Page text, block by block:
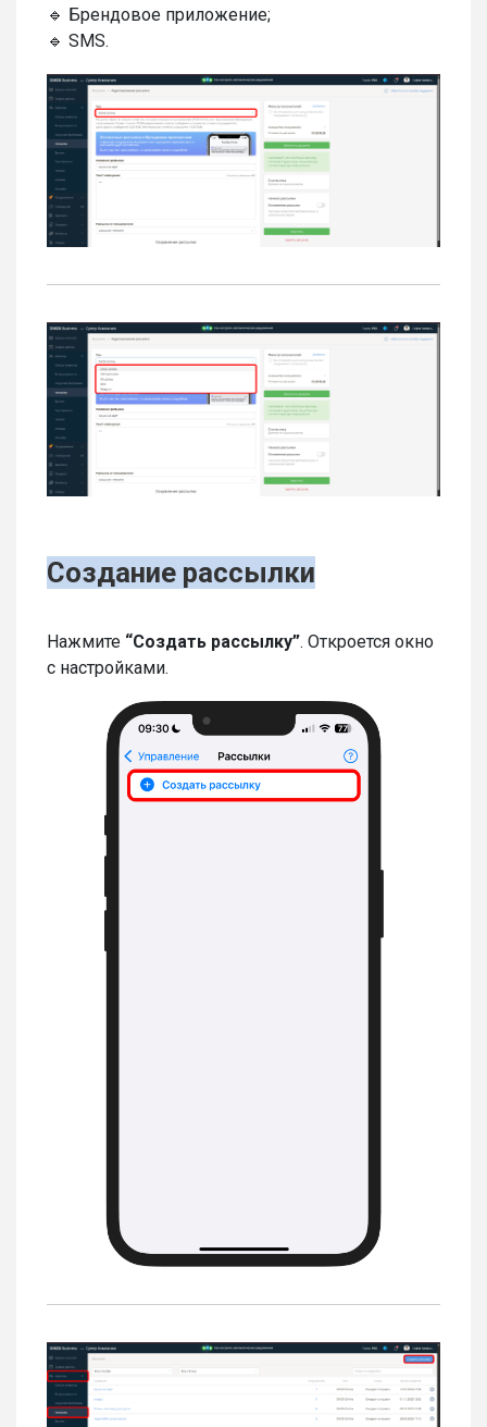
🔹 Брендовое приложение;
🔹 SMS.
Создание рассылки
Нажмите “Создать рассылку”. Откроется окно
с настройками.